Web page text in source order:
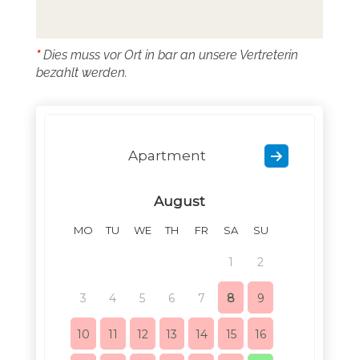
*Dies muss vor Ort in bar an unsere Vertreterin
bezahlt werden.
Apartment
August
MO TU WE TH FR SA SU
1 2
3 4 5 6 7 8 9
10 11 12 13 14 15 16